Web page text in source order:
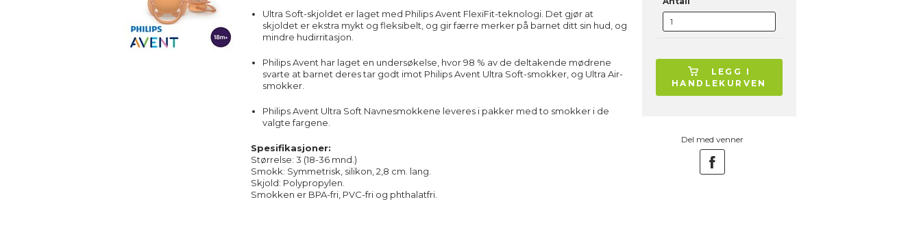
Ultra Soft-skjoldet er laget med Philips Avent FlexiFit-teknologi. Det gjør at
skjoldet er ekstra mykt og fleksibelt, og gir færre merker på barnet ditt sin hud, og
mindre hudirritasjon.
Philips Avent har laget en undersøkelse, hvor 98 % av de deltakende mødrene
svarte at barnet deres tar godt imot Philips Avent Ultra Soft-smokker, og Ultra Air-
smokker.
Philips Avent Ultra Soft Navnesmokkene leveres i pakker med to smokker i de
valgte fargene.
Spesifikasjoner:
Størrelse: 3 (18-36 mnd.)
Smokk: Symmetrisk, silikon, 2,8 cm. lang.
Skjold: Polypropylen.
Smokken er BPA-fri, PVC-fri og phthalatfri.
LEGG I
HANDLEKURVEN
Del med venner